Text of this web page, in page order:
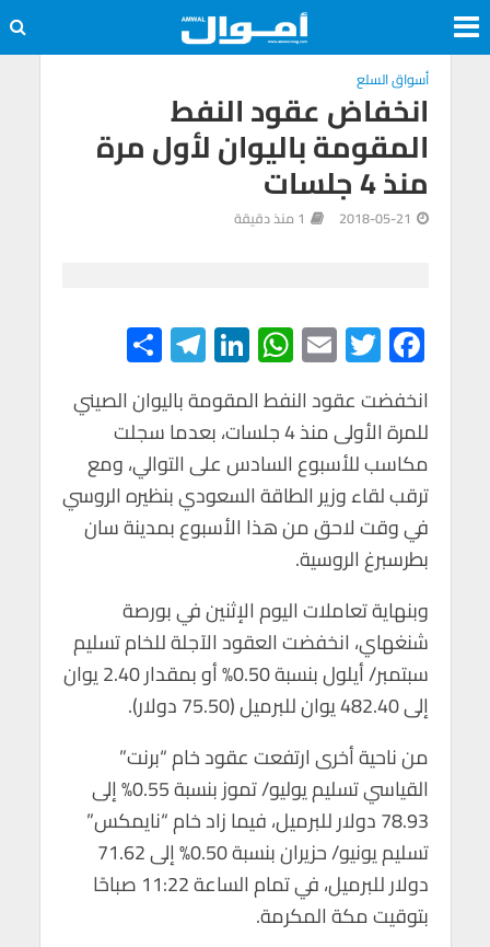
أسواق السلع
انخفاض عقود النفط
المقومة باليوان لأول مرة
منذ 4 جلسات
2018-05-21 1 منذ دقيقة
F
ac
e
b
o
o
k
T
wi
tt
er
E
m
ail
W
h
at
s
A
p
p
Li
n
ke
dI
n
Te
le
gr
a
m
h
ar
e
انخفضت عقود النفط المقومة باليوان الصيني
للمرة الأولى منذ 4 جلسات، بعدما سجلت
مكاسب للأسبوع السادس على التوالي، ومع
ترقب لقاء وزير الطاقة السعودي بنظيره الروسي
في وقت لاحق من هذا الأسبوع بمدينة سان
بطرسبرغ الروسية.
وبنهاية تعاملات اليوم الإثنين في بورصة
شنغهاي، انخفضت العقود الآجلة للخام تسليم
سبتمبر/ أيلول بنسبة 0.50% أو بمقدار 2.40 يوان
إلى 482.40 يوان للبرميل (75.50 دولار).
من ناحية أخرى ارتفعت عقود خام “برنت”
القياسي تسليم يوليو/ تموز بنسبة 0.55% إلى
78.93 دولار للبرميل، فيما زاد خام “نايمكس”
تسليم يونيو/ حزيران بنسبة 0.50% إلى 71.62
دولار للبرميل، في تمام الساعة 11:22 صباحًا
بتوقيت مكة المكرمة.